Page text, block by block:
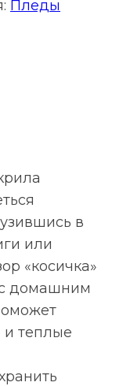
Пледы
в
или
«косичка»
домашним
и теплые